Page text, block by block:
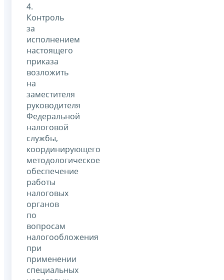
4.
Контроль
за
исполнением
настоящего
приказа
возложить
на
заместителя
руководителя
Федеральной
налоговой
службы,
координирующего
методологическое
обеспечение
работы
налоговых
органов
по
вопросам
налогообложения
при
применении
специальных